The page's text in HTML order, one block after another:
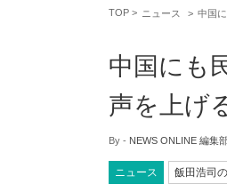
TOP ニュース 中国
中国にも
声を上げ
By - NEWS ONLINE 編集
ニュース 飯田浩司